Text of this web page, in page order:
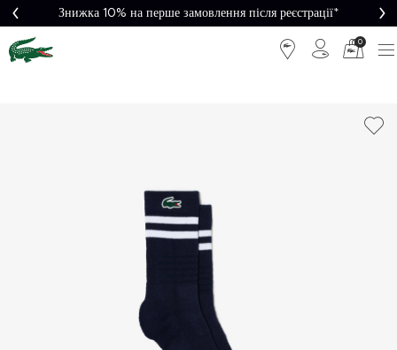
Знижка 10% на перше замовлення після реєстрації*
0
доставка від
5000₴*